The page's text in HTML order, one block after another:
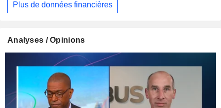
Plus de données financières
Analyses / Opinions